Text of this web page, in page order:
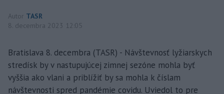
Autor TASR
8. decembra 2023 12:05
Bratislava 8. decembra (TASR) - Návštevnosť lyžiarskych
stredísk by v nastupujúcej zimnej sezóne mohla byť
vyššia ako vlani a priblížiť by sa mohla k číslam
návštevnosti spred pandémie covidu. Uviedol to pre